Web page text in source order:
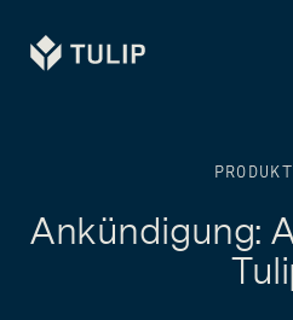
Tulip
Ankündigung: